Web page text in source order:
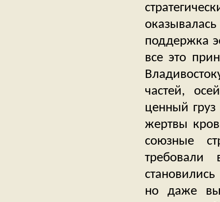
поддержка
все это
частей,
ценный
жертвы
союзные
требовали
но даже